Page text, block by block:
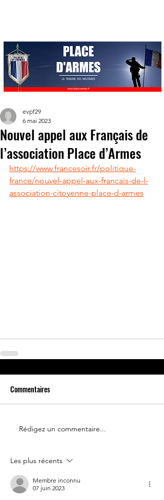
Nouvel appel aux Français de
l’association Place d’Armes
evpf29
6 mai 2023
https://www.francesoir.fr/politique-
france/nouvel-appel-aux-francais-de-l-
association-citoyenne-place-d-armes
Commentaires
Rédigez un commentaire...
Les plus récents
Membre inconnu
07 juin 2023